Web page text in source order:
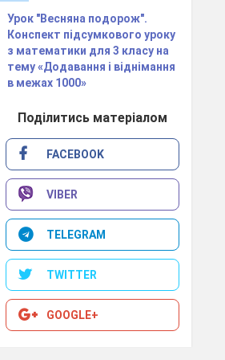
Урок "Весняна подорож".
Конспект підсумкового уроку
з математики для 3 класу на
тему «Додавання і віднімання
в межах 1000»
Поділитись матеріалом
FACEBOOK
VIBER
TELEGRAM
TWITTER
GOOGLE+